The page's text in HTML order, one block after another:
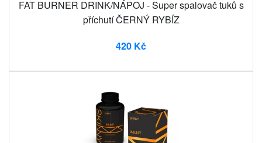
FAT BURNER DRINK/NÁPOJ - Super spalovač tuků s
příchutí ČERNÝ RYBÍZ
420 Kč